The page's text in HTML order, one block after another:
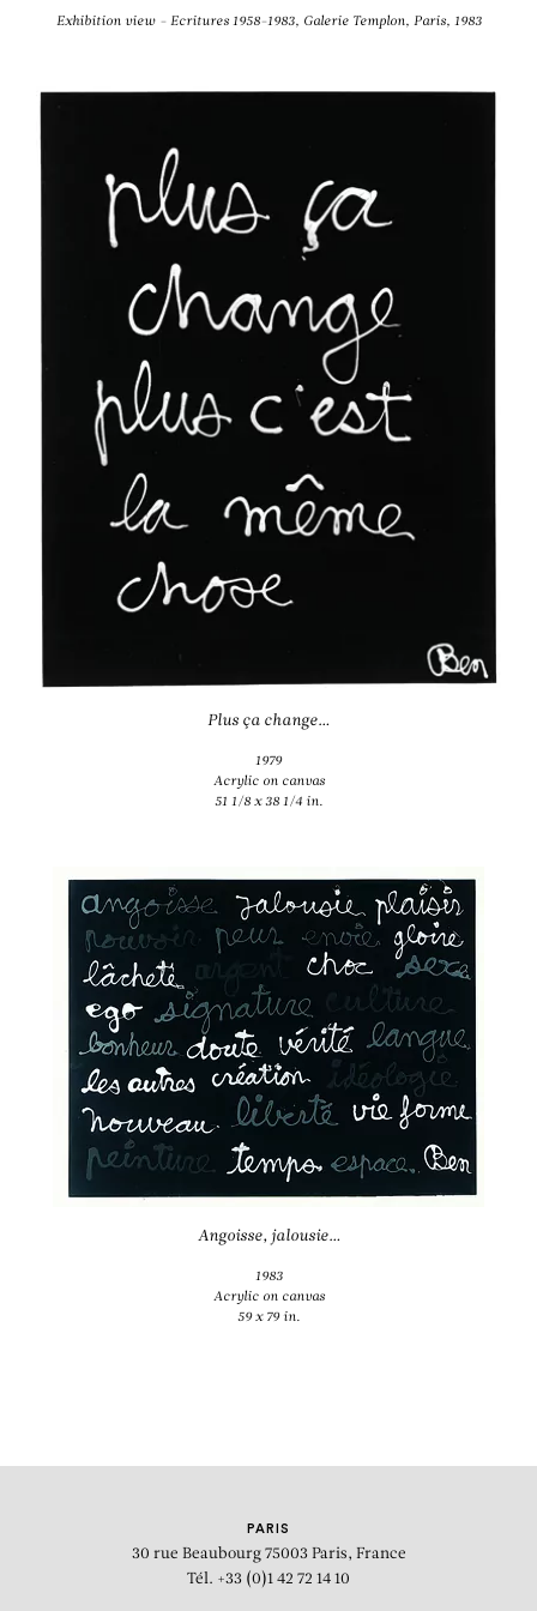
Exhibition view - Ecritures 1958-1983, Galerie Templon, Paris, 1983
Plus ça change…
1979
Acrylic on canvas
51 1/8 x 38 1/4 in.
Angoisse, jalousie…
1983
Acrylic on canvas
59 x 79 in.
PARIS
30 rue Beaubourg 75003 Paris, France
Tél. +33 (0)1 42 72 14 10